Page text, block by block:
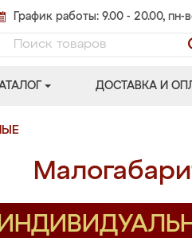
График работы: 9.00 - 20.00, пн-
ДОСТАВКА И